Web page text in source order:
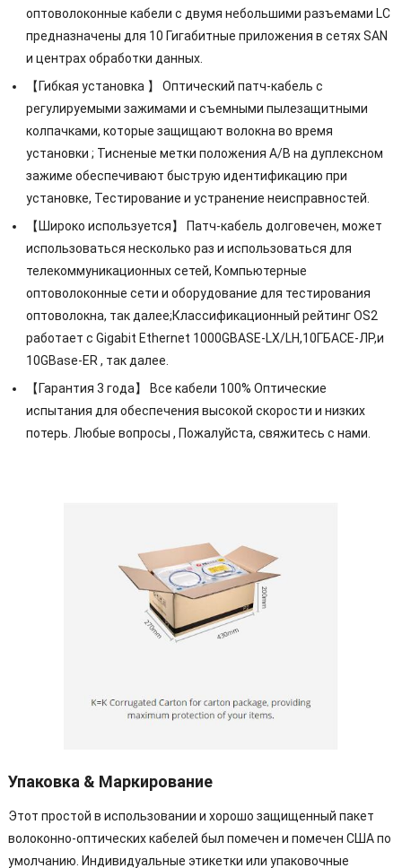
оптоволоконные кабели с двумя небольшими разъемами LC
предназначены для 10 Гигабитные приложения в сетях SAN
и центрах обработки данных.
【Гибкая установка 】 Оптический патч-кабель с
регулируемыми зажимами и съемными пылезащитными
колпачками, которые защищают волокна во время
установки ; Тисненые метки положения A/B на дуплексном
зажиме обеспечивают быструю идентификацию при
установке, Тестирование и устранение неисправностей.
【Широко используется】 Патч-кабель долговечен, может
использоваться несколько раз и использоваться для
телекоммуникационных сетей, Компьютерные
оптоволоконные сети и оборудование для тестирования
оптоволокна, так далее;Классификационный рейтинг OS2
работает с Gigabit Ethernet 1000GBASE-LX/LH,10ГБАСЕ-ЛР,и
10GBase-ER , так далее.
【Гарантия 3 года】 Все кабели 100% Оптические
испытания для обеспечения высокой скорости и низких
потерь. Любые вопросы , Пожалуйста, свяжитесь с нами.
Упаковка & Маркирование
Этот простой в использовании и хорошо защищенный пакет
волоконно-оптических кабелей был помечен и помечен США по
умолчанию. Индивидуальные этикетки или упаковочные